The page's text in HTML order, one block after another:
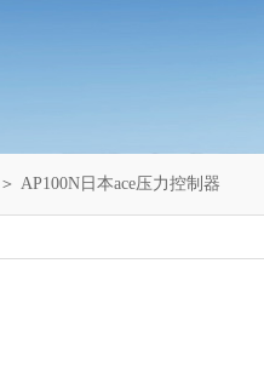
＞ AP100N日本ace压力控制器